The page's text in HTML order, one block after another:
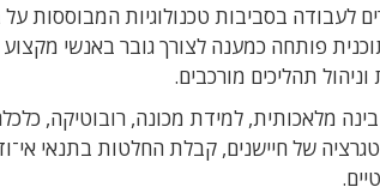
לעבודה בסביבות טכנולוגיות המבוססות על
פותחה כמענה לצורך גובר באנשי
תהליכים מורכבים.
מלאכותית, למידת מכונה, רובוטיקה, כלכלה,
של חיישנים, קבלת החלטות בתנאי